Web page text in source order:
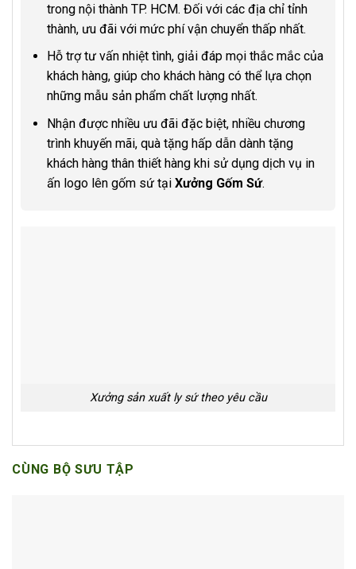
trong nội thành TP. HCM. Đối với các địa chỉ tỉnh
thành, ưu đãi với mức phí vận chuyển thấp nhất.
Hỗ trợ tư vấn nhiệt tình, giải đáp mọi thắc mắc của
khách hàng, giúp cho khách hàng có thể lựa chọn
những mẫu sản phẩm chất lượng nhất.
Nhận được nhiều ưu đãi đặc biệt, nhiều chương
trình khuyến mãi, quà tặng hấp dẫn dành tặng
khách hàng thân thiết hàng khi sử dụng dịch vụ in
ấn logo lên gốm sứ tại Xưởng Gốm Sứ.
Xưởng sản xuất ly sứ theo yêu cầu
CÙNG BỘ SƯU TẬP